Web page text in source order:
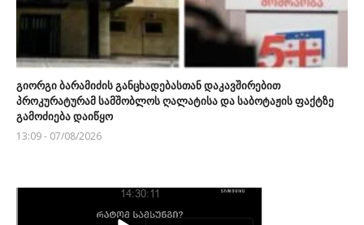
გიორგი ბარამიძის განცხადებასთან დაკავშირებით
პროკურატურამ სამშობლოს ღალატისა და საბოტაჟის ფაქტზე
გამოძიება დაიწყო
13:09 - 07/08/2026